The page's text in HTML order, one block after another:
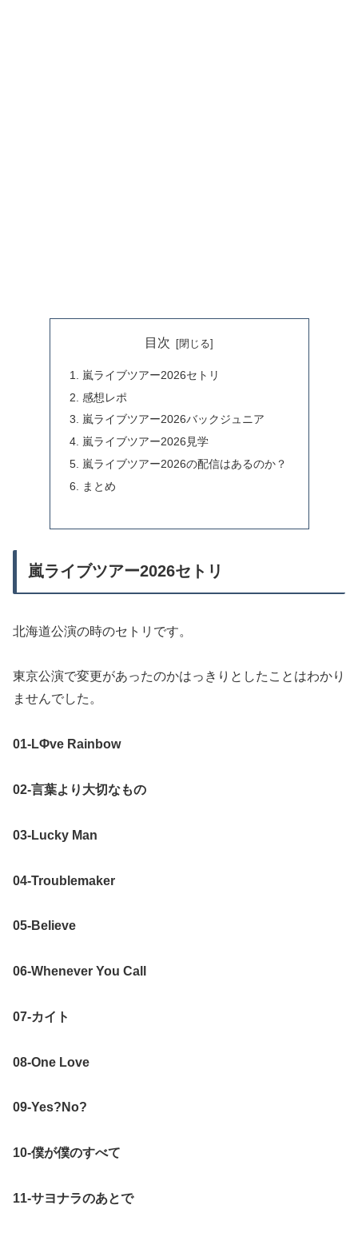
目次
嵐ライブツアー2026セトリ
感想レポ
嵐ライブツアー2026バックジュニア
嵐ライブツアー2026見学
嵐ライブツアー2026の配信はあるのか？
まとめ
嵐ライブツアー2026セトリ
北海道公演の時のセトリです。
東京公演で変更があったのかはっきりとしたことはわかり
ませんでした。
01-LΦve Rainbow
02-言葉より大切なもの
03-Lucky Man
04-Troublemaker
05-Believe
06-Whenever You Call
07-カイト
08-One Love
09-Yes?No?
10-僕が僕のすべて
11-サヨナラのあとで